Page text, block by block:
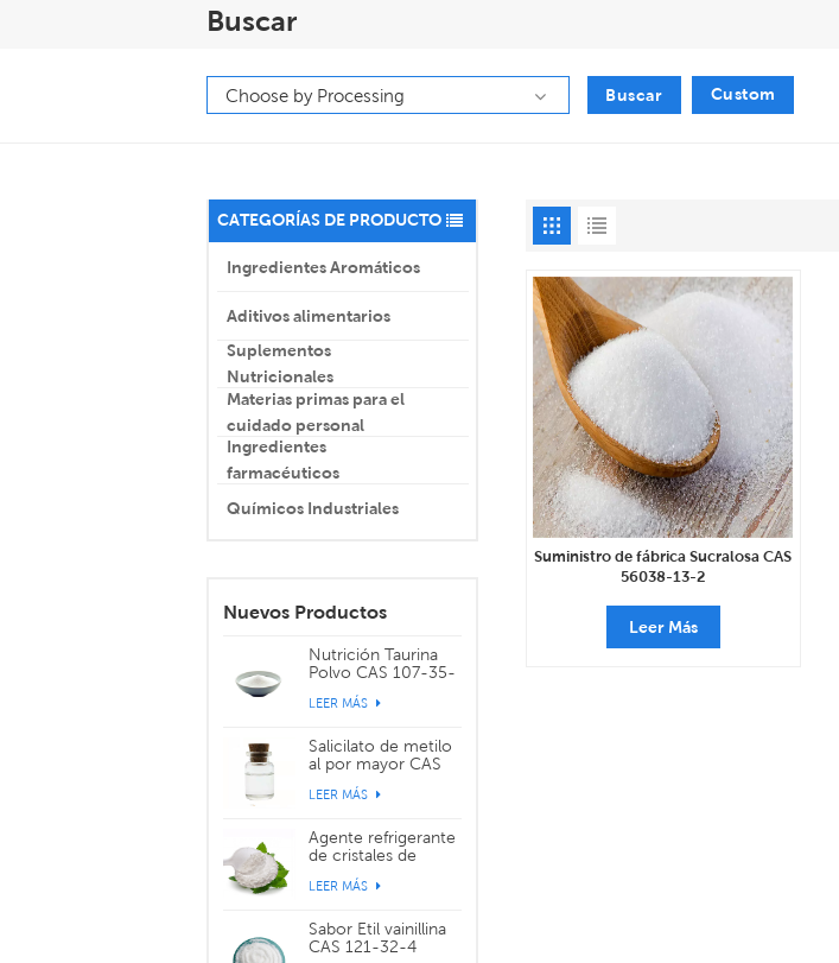
Buscar
Buscar Custom
CATEGORÍAS DE PRODUCTO
Ingredientes Aromáticos
Aditivos alimentarios
Suplementos
Nutricionales
Materias primas para el
cuidado personal
Ingredientes
farmacéuticos
Químicos Industriales
Nuevos Productos
Nutrición Taurina
Polvo CAS 107-35-
LEER MÁS
Salicilato de metilo
al por mayor CAS
LEER MÁS
Agente refrigerante
de cristales de
39711-79-0
LEER MÁS
Sabor Etil vainillina
CAS 121-32-4
Suministro de fábrica Sucralosa CAS
56038-13-2
Leer Más